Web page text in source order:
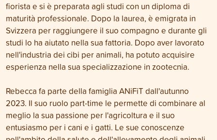
fiorista e si è preparata agli studi con un diploma di
maturità professionale. Dopo la laurea, è emigrata in
Svizzera per raggiungere il suo compagno e durante gli
studi lo ha aiutato nella sua fattoria. Dopo aver lavorato
nell'industria dei cibi per animali, ha potuto acquisire
esperienza nella sua specializzazione in zootecnia.
Rebecca fa parte della famiglia ANiFiT dall'autunno
2023. Il suo ruolo part-time le permette di combinare al
meglio la sua passione per l'agricoltura e il suo
entusiasmo per i cani e i gatti. Le sue conoscenze